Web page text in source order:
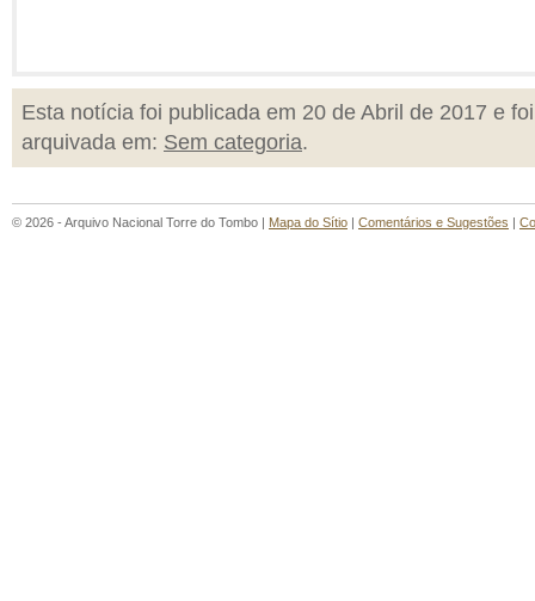
Esta notícia foi publicada em 20 de Abril de 2017 e foi
arquivada em: Sem categoria.
© 2026 - Arquivo Nacional Torre do Tombo | Mapa do Sítio | Comentários e Sugestões |